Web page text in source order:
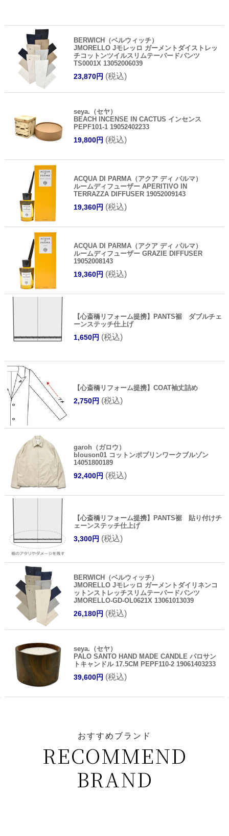
BERWICH（ベルウィッチ）
JMORELLO Jモレッロ ガーメントダイストレッ
チコットンツイルスリムテーパードパンツ
TS0001X 13052006039
23,870円 (税込)
seya.（セヤ）
BEACH INCENSE IN CACTUS インセンス
PEPF101-1 19052402233
19,800円 (税込)
ACQUA DI PARMA（アクア ディ パルマ）
ルームディフューザー APERITIVO IN
TERRAZZA DIFFUSER 19052009143
19,360円 (税込)
ACQUA DI PARMA（アクア ディ パルマ）
ルームディフューザー GRAZIE DIFFUSER
19052008143
19,360円 (税込)
【心斎橋リフォーム提携】PANTS裾 ダブルチェ
ーンステッチ仕上げ
1,650円 (税込)
【心斎橋リフォーム提携】COAT袖丈詰め
2,750円 (税込)
garoh（ガロウ）
blouson01 コットンポプリンワークブルゾン
14051800189
92,400円 (税込)
【心斎橋リフォーム提携】PANTS裾 貼り付けチ
ェーンステッチ仕上げ
3,300円 (税込)
BERWICH（ベルウィッチ）
JMORELLO Jモレッロ ガーメントダイリネンコ
ットンストレッチスリムテーパードパンツ
JMORELLO-GD-OL0621X 13061013039
26,180円 (税込)
seya.（セヤ）
PALO SANTO HAND MADE CANDLE パロサン
トキャンドル 17.5CM PEPF110-2 19061403233
39,600円 (税込)
おすすめブランド
RECOMMEND
BRAND